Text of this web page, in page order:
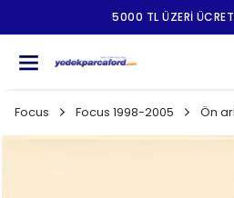
5000 TL ÜZERI
Focus Focus 1998-2005 Ön